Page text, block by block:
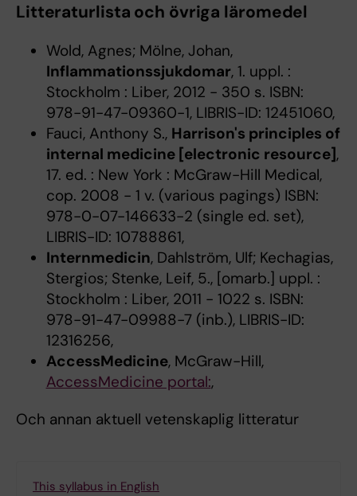
Litteraturlista och övriga läromedel
Wold, Agnes; Mölne, Johan,
Inflammationssjukdomar, 1. uppl. :
Stockholm : Liber, 2012 - 350 s. ISBN:
978-91-47-09360-1, LIBRIS-ID: 12451060,
Fauci, Anthony S., Harrison's principles of
internal medicine [electronic resource],
17. ed. : New York : McGraw-Hill Medical,
cop. 2008 - 1 v. (various pagings) ISBN:
978-0-07-146633-2 (single ed. set),
LIBRIS-ID: 10788861,
Internmedicin, Dahlström, Ulf; Kechagias,
Stergios; Stenke, Leif, 5., [omarb.] uppl. :
Stockholm : Liber, 2011 - 1022 s. ISBN:
978-91-47-09988-7 (inb.), LIBRIS-ID:
12316256,
AccessMedicine, McGraw-Hill,
AccessMedicine portal:,
Och annan aktuell vetenskaplig litteratur
This syllabus in English